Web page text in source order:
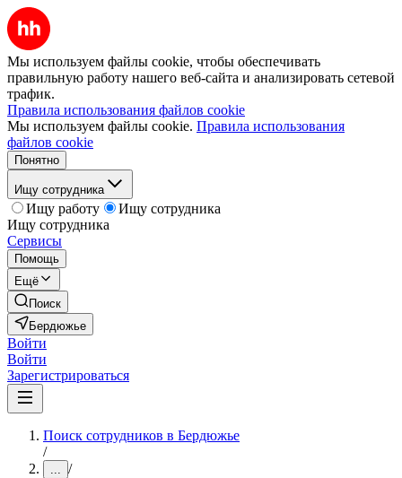
Мы используем файлы cookie, чтобы обеспечивать
правильную работу нашего веб-сайта и анализировать сетевой
трафик.
Правила использования файлов cookie
Мы используем файлы cookie. Правила использования
файлов cookie
Понятно
Ищу сотрудника
Ищу работу
Ищу сотрудника
Ищу сотрудника
Сервисы
Помощь
Ещё
Поиск
Бердюжье
Войти
Войти
Зарегистрироваться
Поиск сотрудников в Бердюжье
/
... /